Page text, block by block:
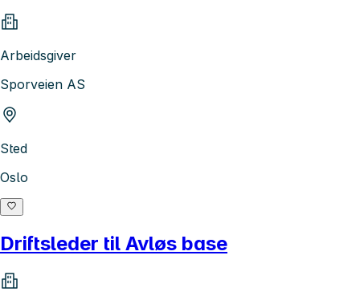
Arbeidsgiver
Sporveien AS
Sted
Oslo
Driftsleder til Avløs base